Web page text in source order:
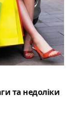
та недоліки